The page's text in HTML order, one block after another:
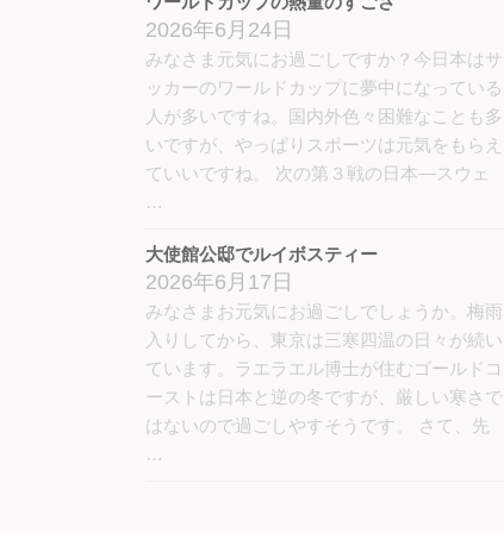
2026年6月24日
みなさま元気にお過ごしですか？今日本はサ
ッカーのワールドカップに夢中になっている
人が多いですね。国内外色々困難なことも多
いですが、やっぱりスポーツは元気をもらえ
ていいですね。 次の第３戦の日本―スウェ
…
大使館公邸でルイボスティー
2026年6月17日
みなさまお元気にお過ごしでしょうか。梅雨
入りしてから、東京は三寒四温の日々が続い
ています。ラエラエル博士が住むゴールドコ
ーストは日本と逆の冬ですが、厳しい寒さで
はないので過ごしやすそうです。 さて、先
…